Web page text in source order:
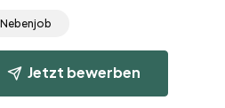
Nebenjob
Jetzt bewerben